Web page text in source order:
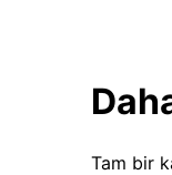
Tam bir